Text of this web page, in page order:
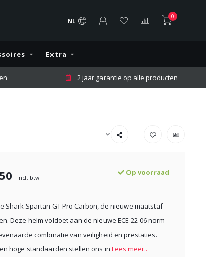
NL
0
Extra
2 jaar garantie op alle producten
Incl. btw
Op voorraad
Shark Spartan GT Pro Carbon, de nieuwe maatstaf
Deze helm voldoet aan de nieuwe ECE 22-06 norm
combinatie van veiligheid en prestaties.
en hoge standaarden stellen ons in Lees meer..